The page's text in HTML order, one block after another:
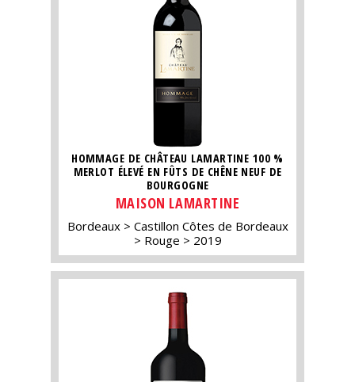
HOMMAGE DE CHÂTEAU LAMARTINE 100 %
MERLOT ÉLEVÉ EN FÛTS DE CHÊNE NEUF DE
BOURGOGNE
MAISON LAMARTINE
Bordeaux
Castillon Côtes de Bordeaux
Rouge
2019